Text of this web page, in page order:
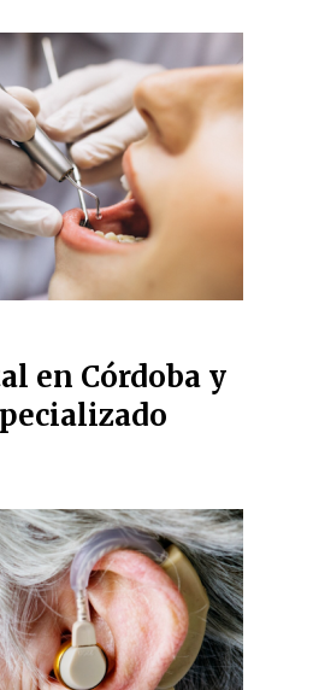
en Córdoba y